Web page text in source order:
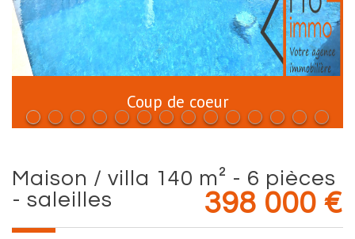
Coup de coeur
maison / villa 140 m² - 6 pièces
- saleilles
398 000 €